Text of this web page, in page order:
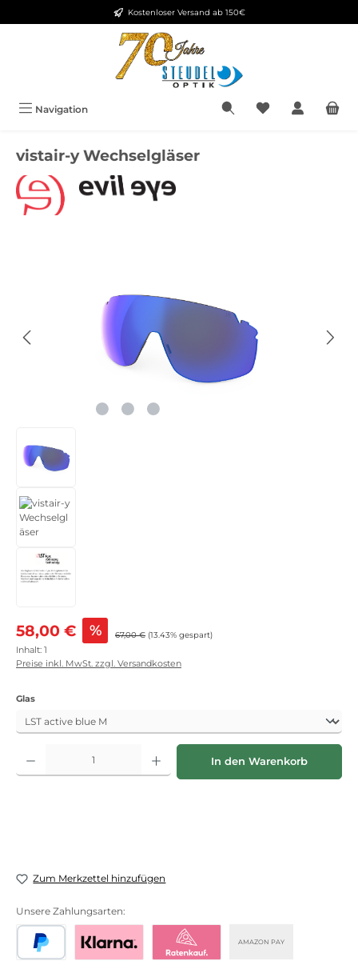
Zum Hauptinhalt springenKostenloser Versand ab 150€
Navigation
vistair-y Wechselgläser
Verkaufspreis:
58,00 € % Regulärer Preis:
67,00 € (13.43% gespart)
Inhalt: 1
Preise inkl. MwSt. zzgl. Versandkosten
Glasauswählen
Produkt Anzahl: Gib den gewünschten Wert ein oder benutze die
In den Warenkorb
Zum Merkzettel hinzufügen
Unsere Zahlungsarten:
AMAZON PAY